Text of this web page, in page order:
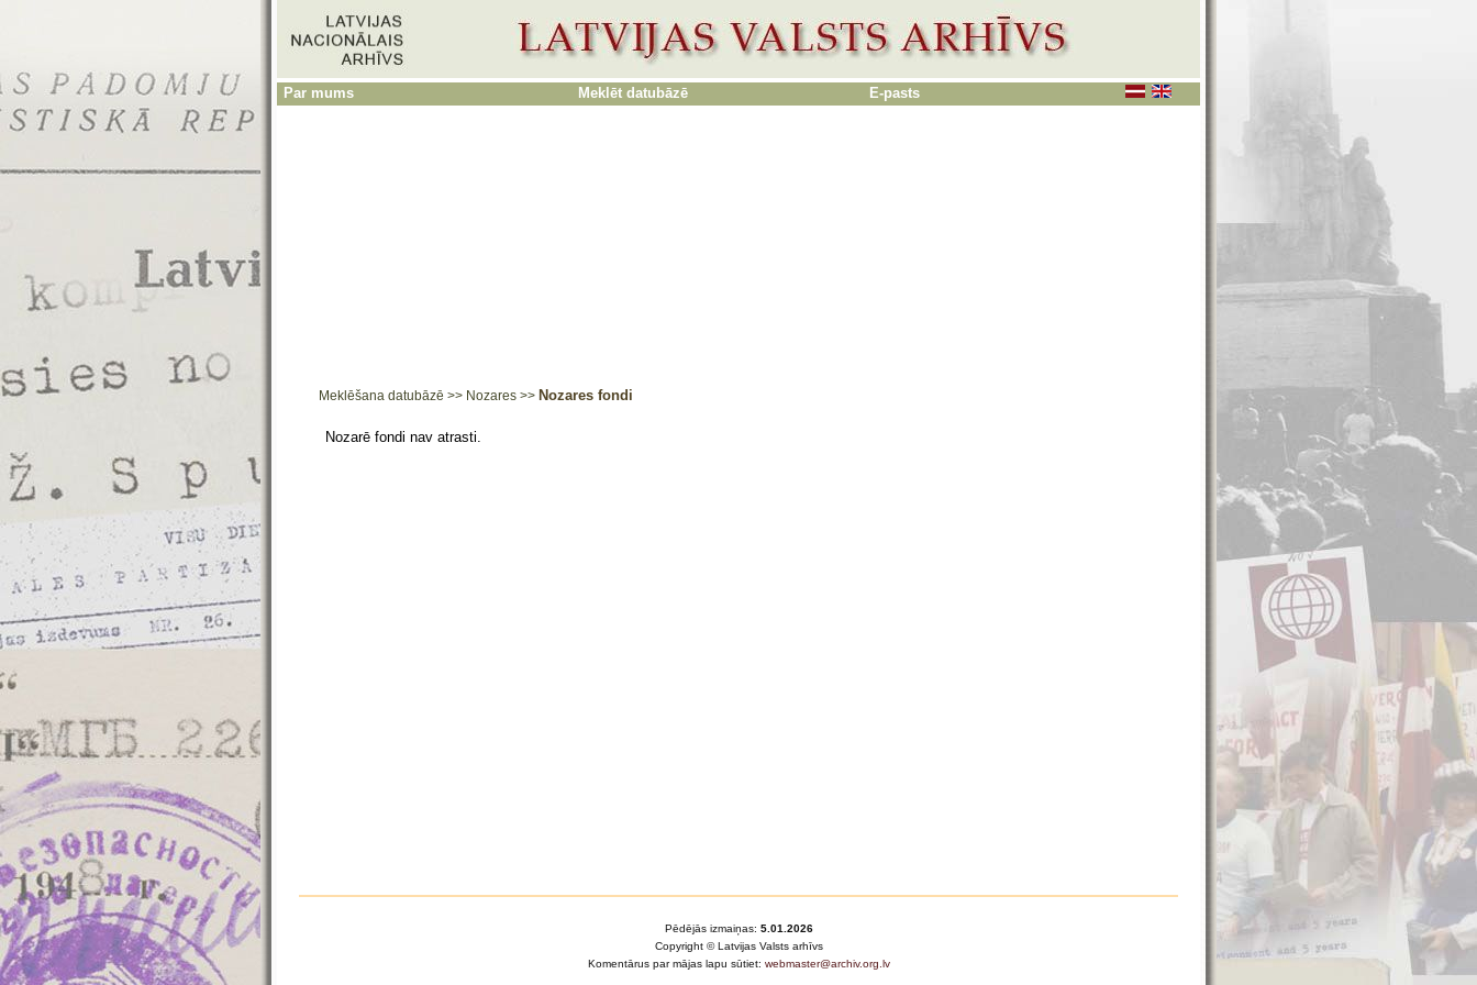
Par mums Meklēt datubāzē E-pasts
Meklēšana datubāzē >> Nozares >> Nozares fondi
Nozarē fondi nav atrasti.
Pēdējās izmaiņas: 5.01.2026
Copyright © Latvijas Valsts arhīvs
Komentārus par mājas lapu sūtiet: webmaster@archiv.org.lv